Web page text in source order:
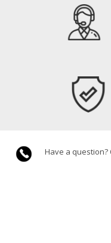
Have a question?